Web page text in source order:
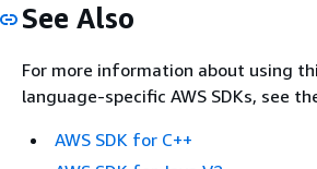
See Also
For more information about using
language-specific AWS SDKs, see
AWS SDK for C++